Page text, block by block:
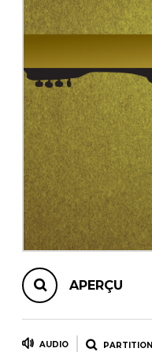
AUTRES PRODUITS
APERÇU
AUDIO PARTITION